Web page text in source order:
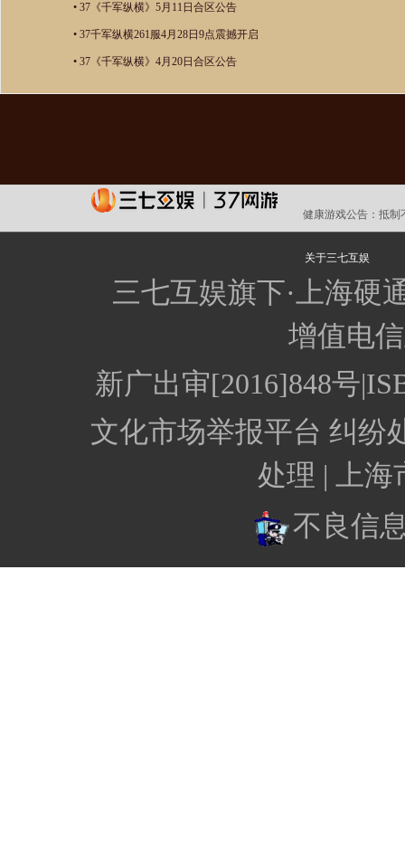
• 37《千军纵横》5月11日合区公告
• 37千军纵横261服4月28日9点震撼开启
• 37《千军纵横》4月20日合区公告
健康游戏公告： 抵制
关于三七互娱
三七互娱旗下·上海硬
增值电
新广出审[2016]848号
文化市场举报平台 纠纷
处理 |
上
不良信